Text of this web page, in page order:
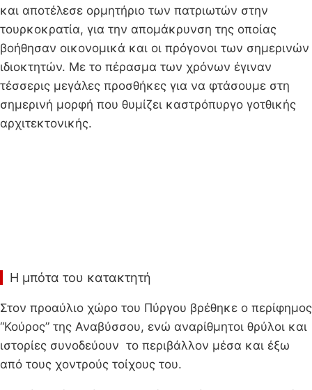
και αποτέλεσε ορμητήριο των πατριωτών στην
τουρκοκρατία, για την απομάκρυνση της οποίας
βοήθησαν οικονομικά και οι πρόγονοι των σημερινών
ιδιοκτητών. Με το πέρασμα των χρόνων έγιναν
τέσσερις μεγάλες προσθήκες για να φτάσουμε στη
σημερινή μορφή που θυμίζει καστρόπυργο γοτθικής
αρχιτεκτονικής.
Η μπότα του κατακτητή
Στον προαύλιο χώρο του Πύργου βρέθηκε ο περίφημος
“Κούρος” της Αναβύσσου, ενώ αναρίθμητοι θρύλοι και
ιστορίες συνοδεύουν το περιβάλλον μέσα και έξω
από τους χοντρούς τοίχους του.